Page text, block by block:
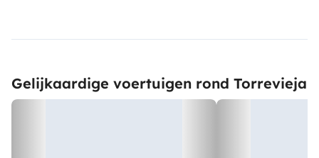
Gelijkaardige voertuigen rond Torrevieja